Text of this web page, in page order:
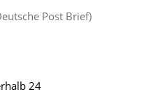
Post Brief)
24